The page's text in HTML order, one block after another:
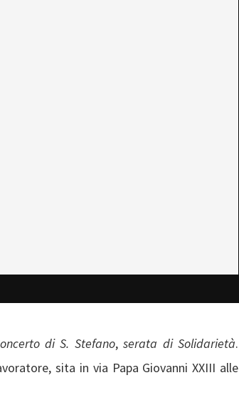
di S. Stefano,serata di Solidarietà.
sita in via Papa Giovanni XXIII alle